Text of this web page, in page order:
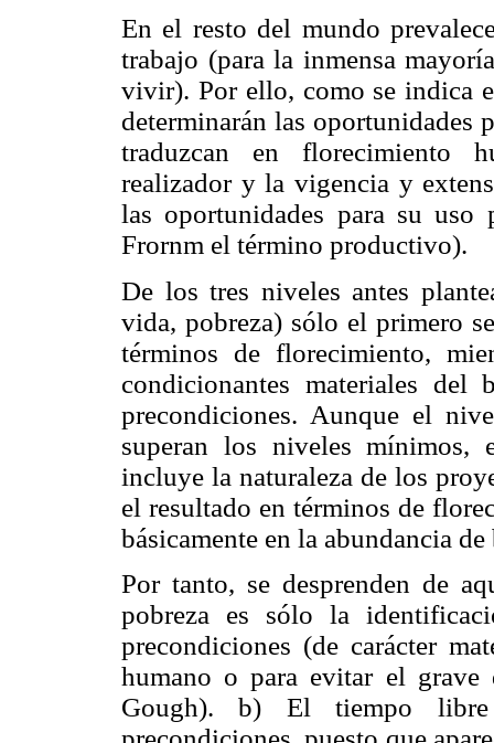
En el resto del mundo
trabajo (para la inmensa
vivir). Por ello, como se indica
determinarán las oportunidades
traduzcan en florecimiento
realizador y la vigencia y
las oportunidades para su
Frornm el término productivo).
De los tres niveles antes
vida, pobreza) sólo el primero
términos de florecimiento,
condicionantes materiales del
precondiciones. Aunque el
superan los niveles mínimos,
incluye la naturaleza de los
el resultado en términos de
básicamente en la abundancia
Por tanto, se desprenden de
pobreza es sólo la
precondiciones (de carácter
humano o para evitar el
Gough). b) El tiempo